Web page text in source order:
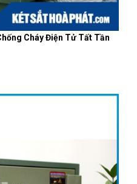
Cháy Điện Tử Tất Tần